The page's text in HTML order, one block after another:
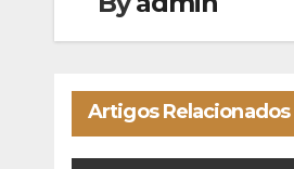
Artigos Relacionados